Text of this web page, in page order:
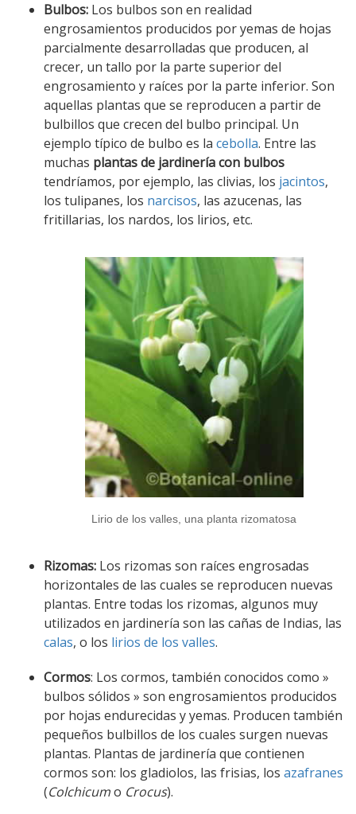
Bulbos: Los bulbos son en realidad
engrosamientos producidos por yemas de hojas
parcialmente desarrolladas que producen, al
crecer, un tallo por la parte superior del
engrosamiento y raíces por la parte inferior. Son
aquellas plantas que se reproducen a partir de
bulbillos que crecen del bulbo principal. Un
ejemplo típico de bulbo es la cebolla. Entre las
muchas plantas de jardinería con bulbos
tendríamos, por ejemplo, las clivias, los jacintos,
los tulipanes, los narcisos, las azucenas, las
fritillarias, los nardos, los lirios, etc.
Lirio de los valles, una planta rizomatosa
Rizomas: Los rizomas son raíces engrosadas
horizontales de las cuales se reproducen nuevas
plantas. Entre todas los rizomas, algunos muy
utilizados en jardinería son las cañas de Indias, las
calas, o los lirios de los valles.
Cormos: Los cormos, también conocidos como »
bulbos sólidos » son engrosamientos producidos
por hojas endurecidas y yemas. Producen también
pequeños bulbillos de los cuales surgen nuevas
plantas. Plantas de jardinería que contienen
cormos son: los gladiolos, las frisias, los azafranes
(Colchicumo Crocus).